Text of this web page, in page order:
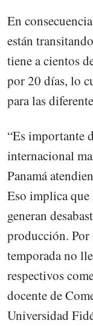
En
están
tiene a cientos
por 20 días, lo
para las
“Es importante
internacional
Panamá
Eso implica que
generan
producción.
temporada no
respectivos
docente de
Universidad